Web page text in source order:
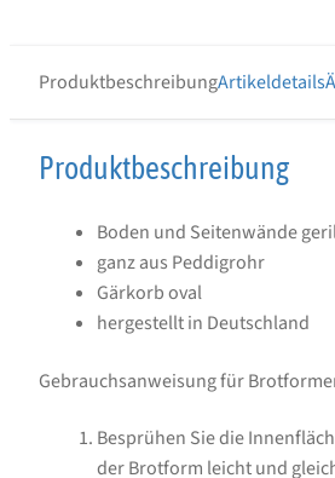
ProduktbeschreibungArtikeldetails
Produktbeschreibung
Gärkorb
cm,
Boden
Produktbeschreibung
Boden und Seitenwände
ganz aus Peddigrohr
Gärkorb oval
hergestellt in Deutschland
Gebrauchsanweisung für
Besprühen Sie die
der Brotform leicht und